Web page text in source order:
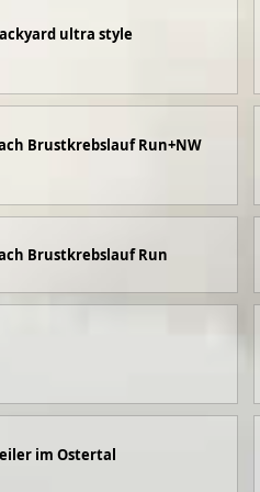
ultra style
Brustkrebslauf Run+NW
Brustkrebslauf Run
im Ostertal